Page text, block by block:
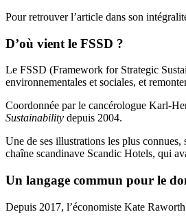
Pour retrouver l’article dans son
D’où vient le FSSD ?
Le FSSD (Framework for Strategic
environnementales et sociales, et
Coordonnée par le cancérologue Karl-
Sustainability depuis 2004.
Une de ses illustrations les plus connues,
chaîne scandinave Scandic Hotels, qui
Un langage commun pour le
Depuis 2017, l’économiste Kate